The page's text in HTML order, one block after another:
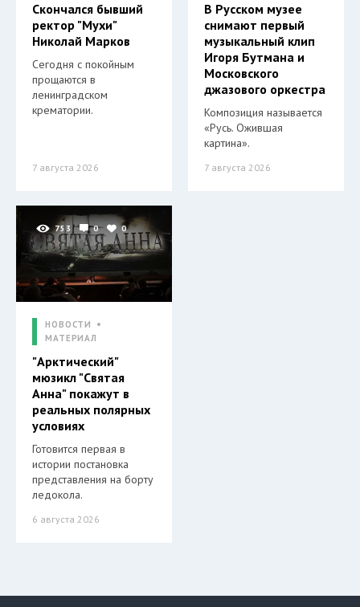
Скончался бывший
ректор "Мухи"
Николай Марков
Сегодня с покойным
прощаются в
ленинградском
крематории.
7 августа 2026
В Русском музее
снимают первый
музыкальный клип
Игоря Бутмана и
Московского
джазового оркестра
Композиция называется
«Русь. Ожившая
картина».
7 августа 2026
753 0 0
НОВОСТИ
МАТЕРИАЛ
"Арктический"
мюзикл "Святая
Анна" покажут в
реальных полярных
условиях
Готовится первая в
истории постановка
представления на борту
ледокола.
6 августа 2026